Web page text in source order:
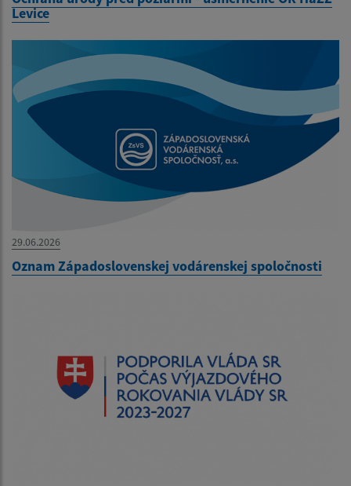
Levice
29.06.2026
Oznam Západoslovenskej vodárenskej spoločnosti